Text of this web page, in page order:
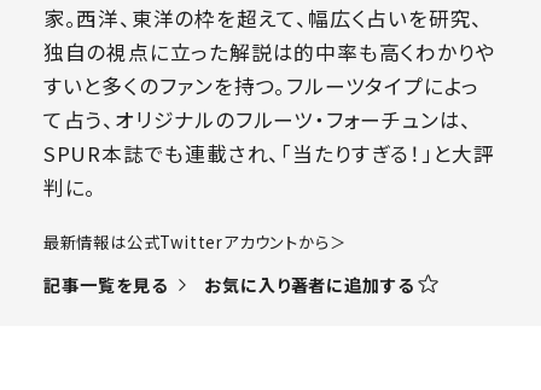
家。西洋、東洋の枠を超えて、幅広く占いを研究、
独自の視点に立った解説は的中率も高くわかりや
すいと多くのファンを持つ。フルーツタイプによっ
て占う、オリジナルのフルーツ・フォーチュンは、
SPUR本誌でも連載され、「当たりすぎる！」と大評
判に。
​最新情報は公式Twitterアカウントから＞
記事一覧を見る お気に入り著者に追加する